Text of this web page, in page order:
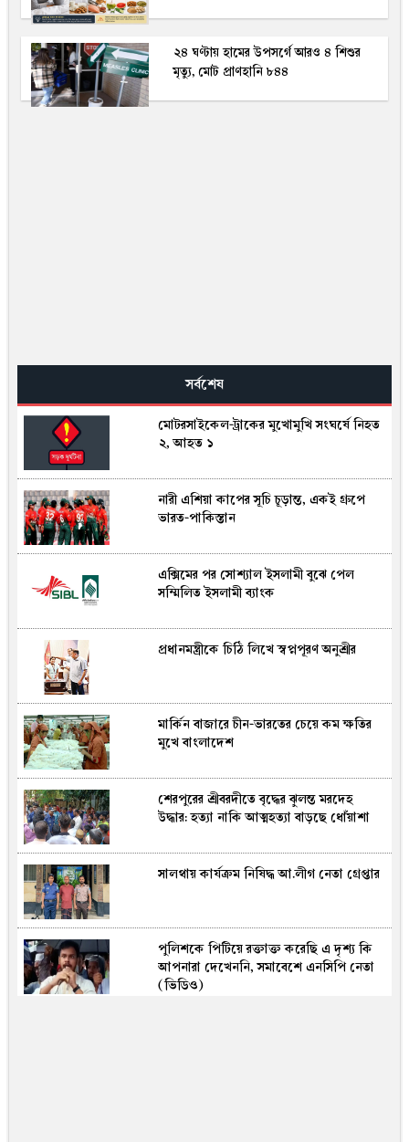
২৪ ঘণ্টায় হামের উপসর্গে আরও ৪ শিশুর
মৃত্যু, মোট প্রাণহানি ৮৪৪
সর্বশেষ
মোটরসাইকেল-ট্রাকের মুখোমুখি সংঘর্ষে নিহত
২, আহত ১
নারী এশিয়া কাপের সূচি চূড়ান্ত, একই গ্রুপে
ভারত-পাকিস্তান
এক্সিমের পর সোশ্যাল ইসলামী বুঝে পেল
সম্মিলিত ইসলামী ব্যাংক
প্রধানমন্ত্রীকে চিঠি লিখে স্বপ্নপূরণ অনুশ্রীর
মার্কিন বাজারে চীন-ভারতের চেয়ে কম ক্ষতির
মুখে বাংলাদেশ
শেরপুরের শ্রীবরদীতে বৃদ্ধের ঝুলন্ত মরদেহ
উদ্ধার: হত্যা নাকি আত্মহত্যা বাড়ছে ধোঁয়াশা
সালথায় কার্যক্রম নিষিদ্ধ আ.লীগ নেতা গ্রেপ্তার
পুলিশকে পিটিয়ে রক্তাক্ত করেছি এ দৃশ্য কি
আপনারা দেখেননি, সমাবেশে এনসিপি নেতা
(ভিডিও)